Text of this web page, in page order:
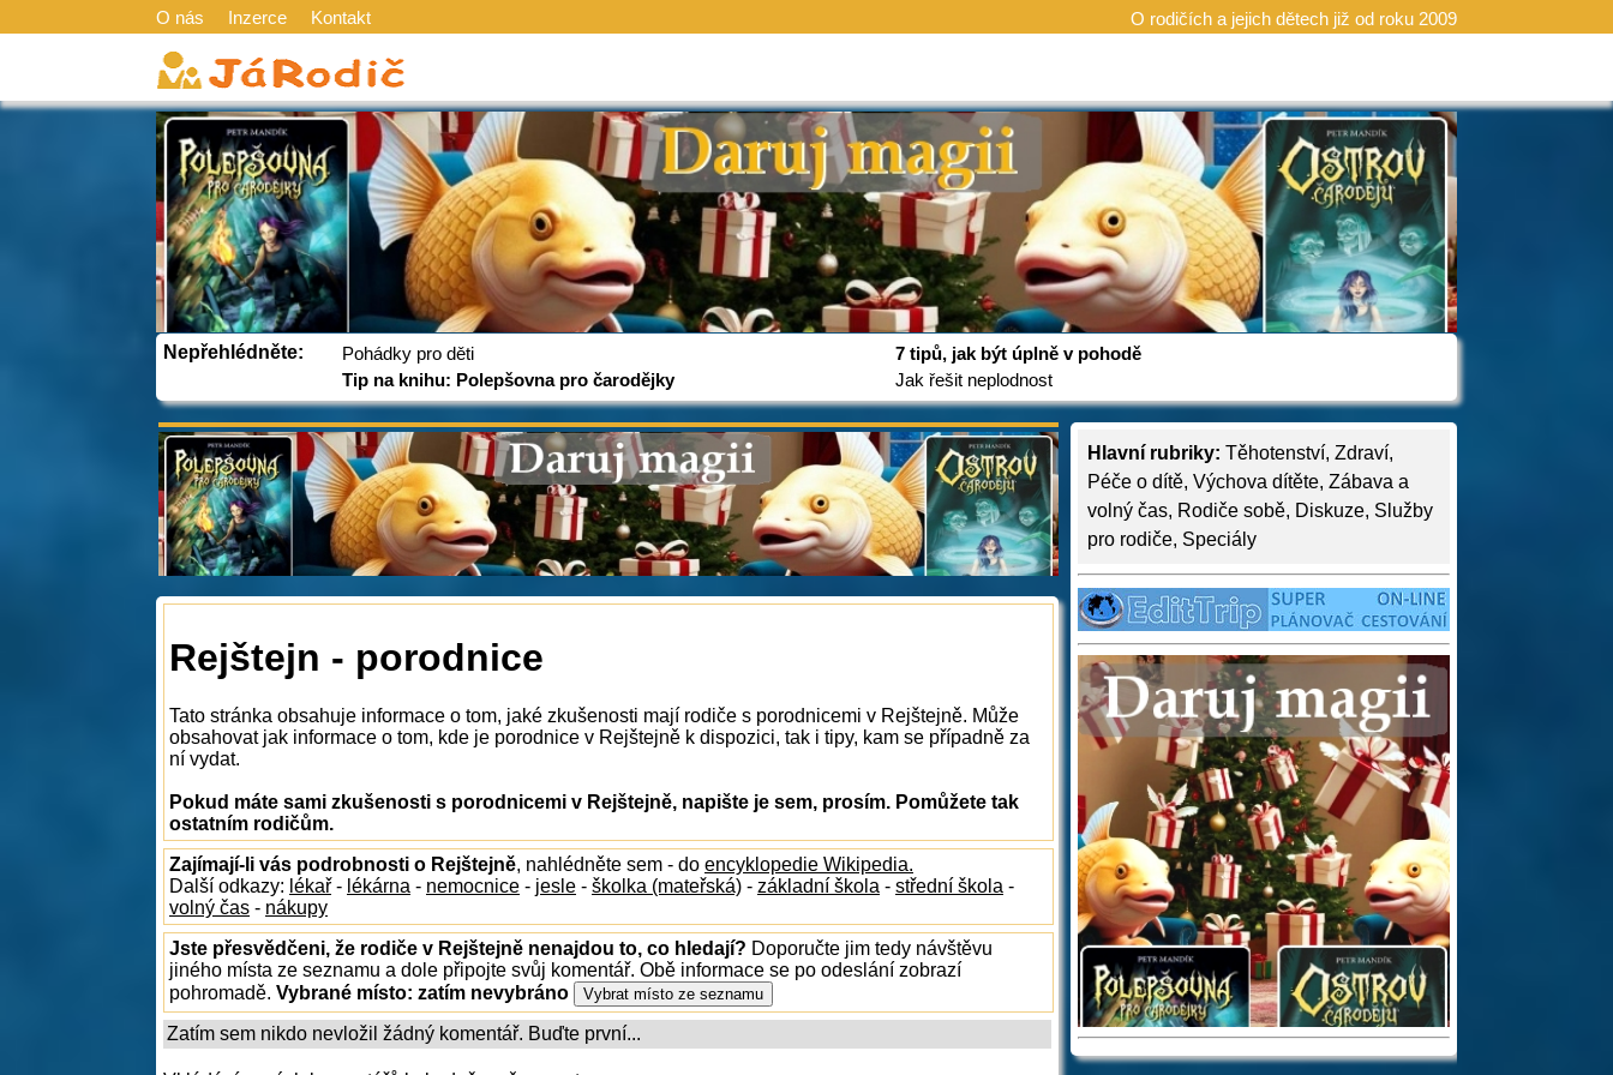
O nás Inzerce Kontakt O rodičích a jejich dětech již od roku 2009
Nepřehlédněte:
Pohádky pro děti
Tip na knihu: Polepšovna pro čarodějky
7 tipů, jak být úplně v pohodě
Jak řešit neplodnost
Hlavní rubriky: Těhotenství, Zdraví,
Péče o dítě, Výchova dítěte, Zábava a
volný čas, Rodiče sobě, Diskuze, Služby
pro rodiče, Speciály
Rejštejn - porodnice
Tato stránka obsahuje informace o tom, jaké zkušenosti mají rodiče s porodnicemi v Rejštejně. Může
obsahovat jak informace o tom, kde je porodnice v Rejštejně k dispozici, tak i tipy, kam se případně za
ní vydat.
Pokud máte sami zkušenosti s porodnicemi v Rejštejně, napište je sem, prosím. Pomůžete tak
ostatním rodičům.
Zajímají-li vás podrobnosti o Rejštejně, nahlédněte sem - do encyklopedie Wikipedia.
Další odkazy: lékař - lékárna - nemocnice - jesle - školka (mateřská) - základní škola - střední škola -
volný čas - nákupy
Jste přesvědčeni, že rodiče v Rejštejně nenajdou to, co hledají? Doporučte jim tedy návštěvu
jiného místa ze seznamu a dole připojte svůj komentář. Obě informace se po odeslání zobrazí
pohromadě. Vybrané místo: zatím nevybráno
Zatím sem nikdo nevložil žádný komentář. Buďte první...